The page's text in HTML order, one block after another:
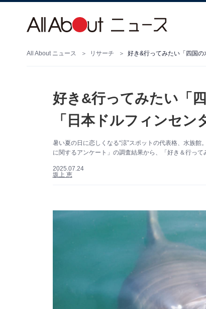
All About ニュース リサーチ
好き&行ってみたい「
「日本ドルフィンセン
暑い夏の日に恋しくなる“涼”スポットの代表格、水族
に関するアンケート」の調査結果から、「好き＆行っ
2025.07.24
坂上 恵